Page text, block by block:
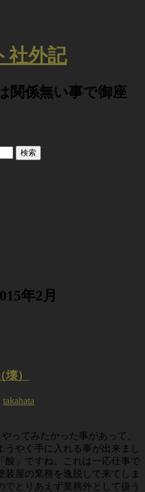
社外記
関係無い事で御座
年2月
）
takahata
ってみたかった事があって、
うやく手に入れる事が出来まし
酸」ですね。これは一応仕事で
屋の業務を逸脱して来てしま
でとりあえず業務外として扱う